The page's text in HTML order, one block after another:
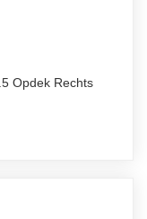
Opdek Rechts